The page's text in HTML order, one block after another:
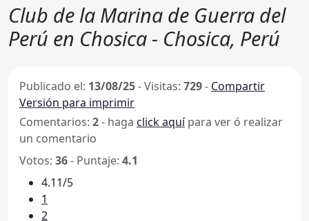
Club de la Marina de Guerra del
Perú en Chosica - Chosica, Perú
Publicado el: 13/08/25-Visitas: 729- Compartir
Versión para imprimir
Comentarios: 2- haga click aquípara ver ó realizar
un comentario
Votos: 36- Puntaje: 4.1
4.11/5
1
2